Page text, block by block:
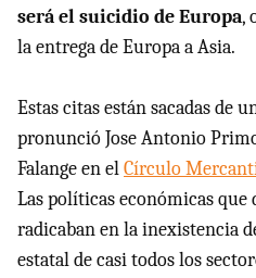
será el suicidio de Europa,
la entrega de Europa a Asia.
Estas citas están sacadas de
pronunció Jose Antonio
Falange en elCírculo
Las políticas económicas que
radicaban en la inexistencia
estatal de casi todos los